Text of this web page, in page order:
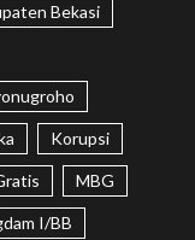
Bekasi
Korupsi
MBG
I/BB